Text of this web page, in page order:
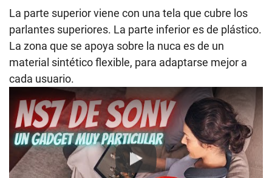
La parte superior viene con una tela que cubre los
parlantes superiores. La parte inferior es de plástico.
La zona que se apoya sobre la nuca es de un
material sintético flexible, para adaptarse mejor a
cada usuario.
Play